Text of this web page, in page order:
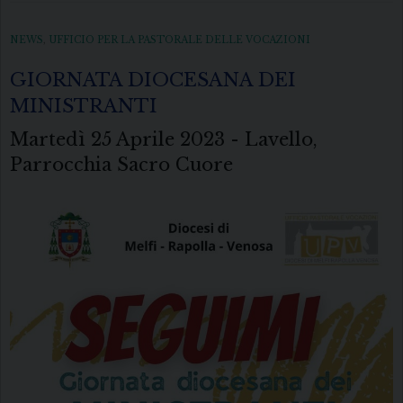
NEWS UFFICIO PER LA PASTORALE DELLE VOCAZIONI
GIORNATA DIOCESANA DEI
MINISTRANTI
Martedì 25 Aprile 2023 - Lavello,
Parrocchia Sacro Cuore